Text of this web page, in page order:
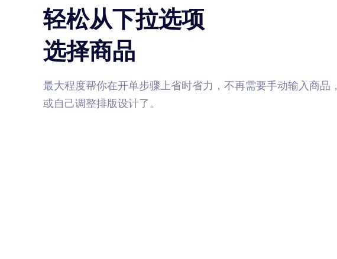
轻松从下拉选项
选择商品
最大程度帮你在开单步骤上省时省力，不再需要手动输入商品，
或自己调整排版设计了。